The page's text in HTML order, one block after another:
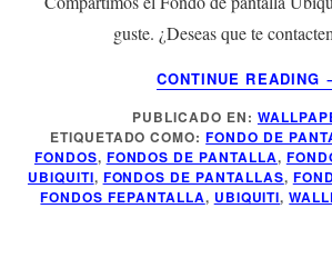
guste. ¿Deseas que te
CONTINUE READING
PUBLICADO EN:
ETIQUETADO COMO:FONDO DE
FONDOS, FONDOS DE PANTALLA,
UBIQUITI, FONDOS DE PANTALLAS,
FONDOS FEPANTALLA, UBIQUITI,